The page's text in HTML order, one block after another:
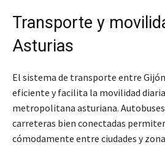
Transporte y
Asturias
El sistema de transporte entre
eficiente y facilita la movilidad
metropolitana asturiana.
carreteras bien conectadas
cómodamente entre ciudades y